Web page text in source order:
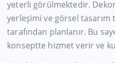
yeterli görülmektedir.
yerleşimi ve görsel
tarafından planlanır. Bu
konseptte hizmet verir ve